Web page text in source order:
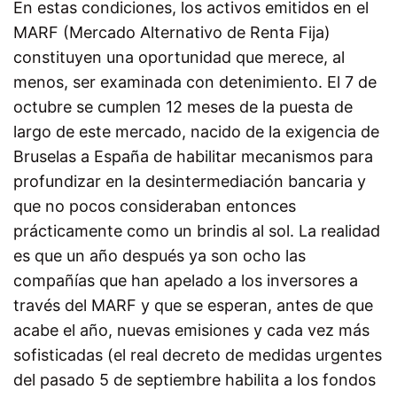
En estas condiciones, los activos emitidos en el
MARF (Mercado Alternativo de Renta Fija)
constituyen una oportunidad que merece, al
menos, ser examinada con detenimiento. El 7 de
octubre se cumplen 12 meses de la puesta de
largo de este mercado, nacido de la exigencia de
Bruselas a España de habilitar mecanismos para
profundizar en la desintermediación bancaria y
que no pocos consideraban entonces
prácticamente como un brindis al sol. La realidad
es que un año después ya son ocho las
compañías que han apelado a los inversores a
través del MARF y que se esperan, antes de que
acabe el año, nuevas emisiones y cada vez más
sofisticadas (el real decreto de medidas urgentes
del pasado 5 de septiembre habilita a los fondos